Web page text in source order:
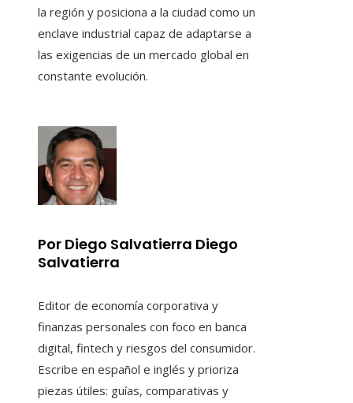
la región y posiciona a la ciudad como un
enclave industrial capaz de adaptarse a
las exigencias de un mercado global en
constante evolución.
Por Diego Salvatierra Diego
Salvatierra
Editor de economía corporativa y
finanzas personales con foco en banca
digital, fintech y riesgos del consumidor.
Escribe en español e inglés y prioriza
piezas útiles: guías, comparativas y